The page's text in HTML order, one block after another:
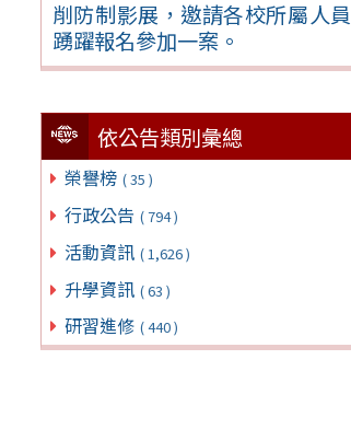
削防制影展，邀請各校所屬人員
踴躍報名參加一案。
依公告類別彙總
榮譽榜 ( 35 )
行政公告 ( 794 )
活動資訊 ( 1,626 )
升學資訊 ( 63 )
研習進修 ( 440 )